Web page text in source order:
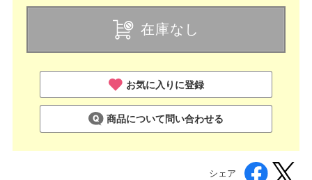
在庫なし
お気に入りに登録
商品について問い合わせる
シェア